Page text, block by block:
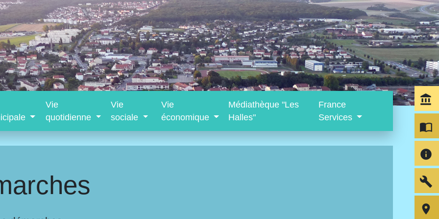
Vie
quotidienne
Vie
sociale
Vie
économique
Médiathèque "Les
Halles"
France
Services
account_balance
import_contacts
info
build
room